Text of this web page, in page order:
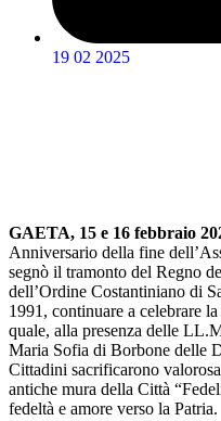
19 02 2025
GAETA, 15 e 16 febbraio
Anniversario della fine
segnò il tramonto del Regno
dell’Ordine Costantiniano di
1991, continuare a celebrare
quale, alla presenza delle
Maria Sofia di Borbone delle
Cittadini sacrificarono
antiche mura della Città
fedeltà e amore verso la Patria.